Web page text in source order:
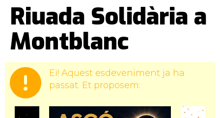
Riuada Solidària a
Montblanc
Ei! Aquest esdeveniment ja ha
passat. Et proposem: